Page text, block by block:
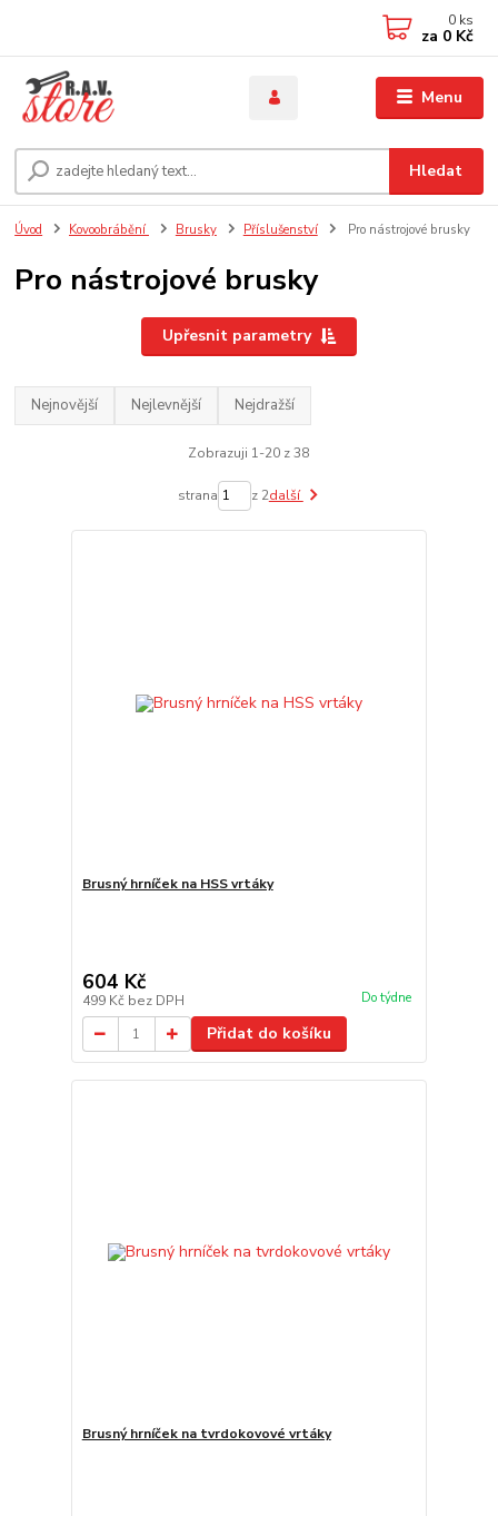
Menu
Hledat
0 ks
za 0 Kč
Úvod Kovoobrábění Brusky Příslušenství Pro nástrojové brusky
Pro nástrojové brusky
Upřesnit parametry
Nejnovější Nejlevnější Nejdražší
Zobrazuji 1-20 z 38
strana z 2další
Brusný hrníček na HSS vrtáky
604 Kč
499 Kč bez DPH Do týdne
Přidat do košíku
Brusný hrníček na tvrdokovové vrtáky